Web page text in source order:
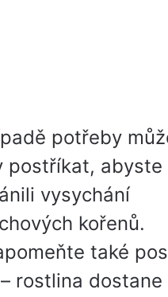
potřeby
postříkat, abyste
vysychání
kořenů.
také
rostlina dostane